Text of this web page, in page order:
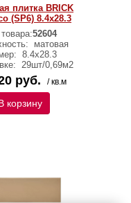
плитка BRICK
(SP6) 8.4x28.3
52604
матовая
8.4x28.3
29шт/0,69м2
руб. / кв.м
корзину